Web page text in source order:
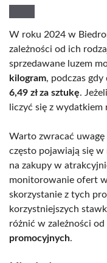
W roku 2024 w
zależności od ich
sprzedawane luzem
kilogram, podczas
6,49 zł za sztukę.
liczyć się z wydatkiem
Warto zwracać uwagę
często pojawiają się w
na zakupy w
monitorowanie ofert
skorzystanie z tych
korzystniejszych
różnić w zależności od
promocyjnych.